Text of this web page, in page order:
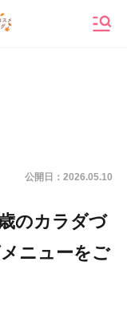
公開日： 2026.05.10
のカラダづ
ニューをご